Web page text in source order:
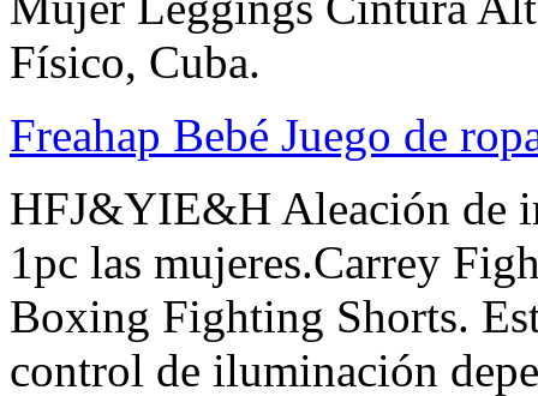
Físico, Cuba.
Freahap Bebé Juego de
HFJ&YIE&H Aleación de
1pc las mujeres.Carrey
Boxing Fighting Shorts.
control de iluminación